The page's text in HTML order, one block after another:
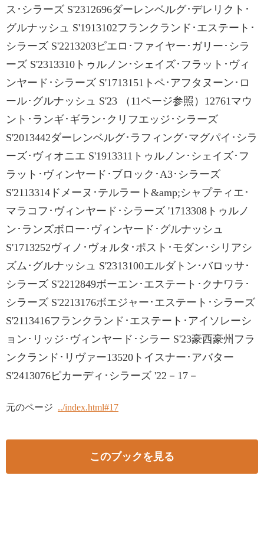
ス･シラーズ S'2312696ダーレンベルグ･デレリクト･
グルナッシュ S'1913102フランクランド･エステート･
シラーズ S'2213203ピエロ･ファイヤー･ガリー･シラ
ーズ S'2313310トゥルノン･シェイズ･フラット･ヴィ
ンヤード･シラーズ S'1713151トペ･アフタヌーン･ロ
ール･グルナッシュ S'23 （11ページ参照）12761マウ
ント･ランギ･ギラン･クリフエッジ･シラーズ
S'2013442ダーレンベルグ･ラフィング･マグパイ･シラ
ーズ･ヴィオニエ S'1913311トゥルノン･シェイズ･フ
ラット･ヴィンヤード･ブロック･A3･シラーズ
S'2113314ドメーヌ･テルラート&amp;シャプティエ･
マラコフ･ヴィンヤード･シラーズ '1713308トゥルノ
ン･ランズボロー･ヴィンヤード･グルナッシュ
S'1713252ヴィノ･ヴォルタ･ポスト･モダン･シリアシ
ズム･グルナッシュ S'2313100エルダトン･バロッサ･
シラーズ S'2212849ボーエン･エステート･クナワラ･
シラーズ S'2213176ボエジャー･エステート･シラーズ
S'2113416フランクランド･エステート･アイソレーシ
ョン･リッジ･ヴィンヤード･シラー S'23豪西豪州フラ
ンクランド･リヴァー13520トイスナー･アバター
S'2413076ピカーディ･シラーズ '22－17－
元のページ ../index.html#17
このブックを見る